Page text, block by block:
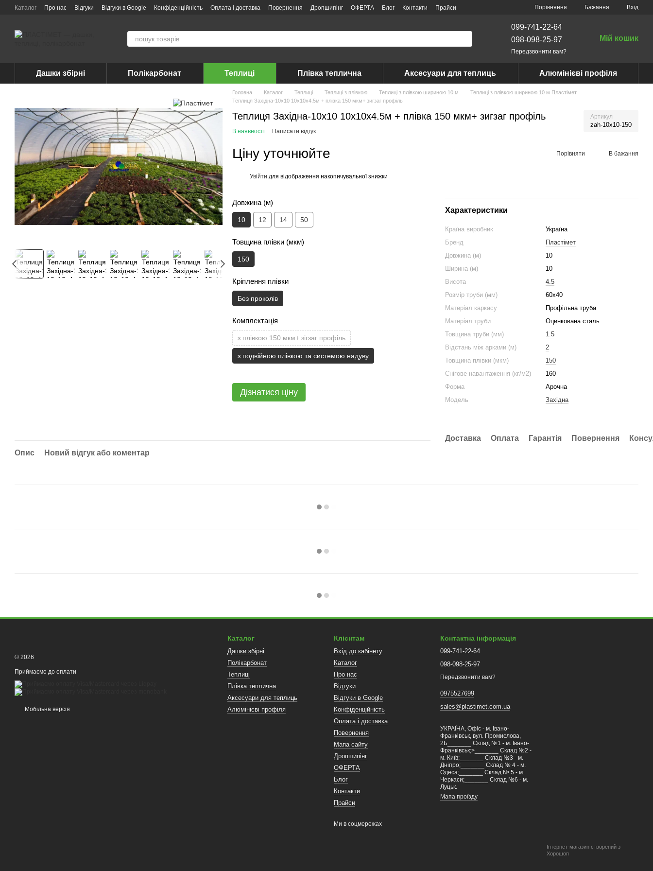
Перейти до основного контенту
Каталог Про нас Відгуки Відгуки в Google Конфіденційність Оплата і доставка Повернення Дропшипінг ОФЕРТА Блог Контакти Прайси Порівняння Бажання Вхід
099-741-22-64
098-098-25-97
Передзвонити вам?
Мій кошик
Дашки збірні Полікарбонат Теплиці Плівка теплична Аксесуари для теплиць Алюмінієві профіля
Головна Каталог Теплиці Теплиці з плівкою Теплиці з плівкою шириною 10 м
Теплиці з плівкою шириною 10 м Пластімет
Теплиця Західна-10х10 10х10х4.5м + плівка 150 мкм+ зигзаг профіль
Теплиця Західна-10х10 10х10х4.5м + плівка 150 мкм+ зигзаг профіль Артикул
zah-10x10-150
В наявності Написати відгук
Ціну уточнюйте Порівняти В бажання
Увійти для відображення накопичувальної знижки
Довжина (м)
10 12 14 50
Товщина плівки (мкм)
150
Кріплення плівки
Без проколів
Комплектація
з плівкою 150 мкм+ зігзаг профіль
з подвійною плівкою та системою надуву
Дізнатися ціну
Характеристики
Країна виробник
Україна
Бренд
Пластімет
Довжина (м)
10
Ширина (м)
10
Висота
4.5
Розмір труби (мм)
60x40
Матеріал каркасу
Профільна труба
Матеріал труби
Оцинкована сталь
Товщина труби (мм)
1.5
Відстань між арками (м)
2
Товщина плівки (мкм)
150
Снігове навантаження (кг/м2)
160
Форма
Арочна
Модель
Західна
Доставка Оплата Гарантія Повернення
Опис
Новий відгук або коментар
© 2026
Приймаємо до оплати
Мобільна версія
Каталог
Дашки збірні
Полікарбонат
Теплиці
Плівка теплична
Аксесуари для теплиць
Алюмінієві профіля
Клієнтам
Вхід до кабінету
Каталог
Про нас
Відгуки
Відгуки в Google
Конфіденційність
Оплата і доставка
Повернення
Мапа сайту
Дропшипінг
ОФЕРТА
Блог
Контакти
Прайси
Ми в соцмережах
Контактна інформація
099-741-22-64
098-098-25-97
Передзвонити вам?
0975527699
sales@plastimet.com.ua
УКРАЇНА, Офіс - м. Івано-
Франківськ, вул. Промислова,
2Б_______ Склад №1 - м. Івано-
Франківськ;>_______ Склад №2 -
м. Київ;_______ Склад №3 - м.
Дніпро;_______ Склад № 4 - м.
Одеса;_______ Склад № 5 - м.
Черкаси;_______ Склад №6 - м.
Луцьк.
Мапа проїзду
Інтернет-магазин створений з
Хорошоп